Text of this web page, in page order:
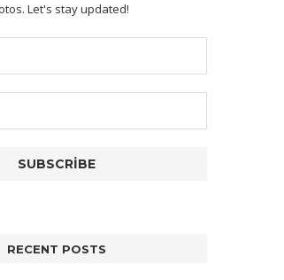
Let's stay updated!
RECENT POSTS